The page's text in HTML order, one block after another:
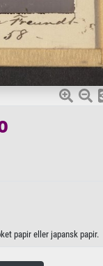
papir eller japansk papir.